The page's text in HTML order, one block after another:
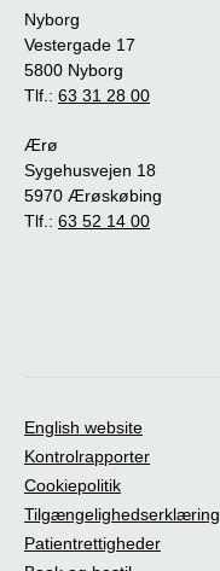
Nyborg
Vestergade 17
5800 Nyborg
Tlf.: 63 31 28 00
Ærø
Sygehusvejen 18
5970 Ærøskøbing
Tlf.: 63 52 14 00
English website
Kontrolrapporter
Cookiepolitik
Tilgængelighedserklæring
Patientrettigheder